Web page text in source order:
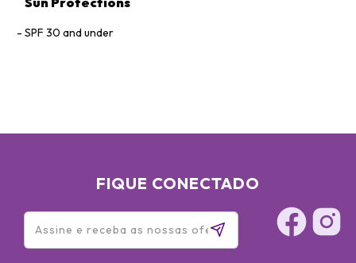
SPF 30 and under
FIQUE CONECTADO